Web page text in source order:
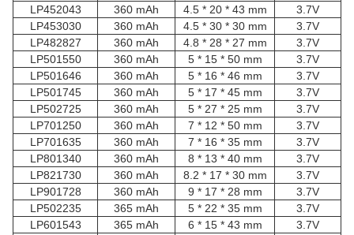
LP452043
360 mAh 4.5 * 20 * 43 mm
3.7V
LP453030
360 mAh 4.5 * 30 * 30 mm
3.7V
LP482827
360 mAh 4.8 * 28 * 27 mm
3.7V
LP501550
360 mAh 5 * 15 * 50 mm
3.7V
LP501646
360 mAh 5 * 16 * 46 mm
3.7V
LP501745
360 mAh 5 * 17 * 45 mm
3.7V
LP502725
360 mAh 5 * 27 * 25 mm
3.7V
LP701250
360 mAh 7 * 12 * 50 mm
3.7V
LP701635
360 mAh 7 * 16 * 35 mm
3.7V
LP801340
360 mAh 8 * 13 * 40 mm
3.7V
LP821730
360 mAh 8.2 * 17 * 30 mm
3.7V
LP901728
360 mAh 9 * 17 * 28 mm
3.7V
LP502235
365 mAh 5 * 22 * 35 mm
3.7V
LP601543
365 mAh 6 * 15 * 43 mm 3.7V